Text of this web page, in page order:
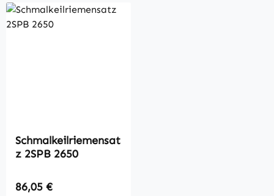
Schmalkeilriemensat
z 2SPB 2650
Regulärer Preis:
86,05 €